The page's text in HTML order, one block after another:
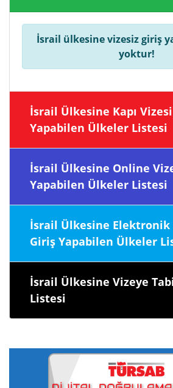
İsrail ülkesine vizesiz giriş
yoktur!
İsrail Ülkesine Kapı Vizesi İle Giriş
Yapabilen Ülkeler Listesi
İsrail Ülkesine Online Vize İle Giriş
Yapabilen Ülkeler Listesi
İsrail Ülkesine Elektronik Onay İle
Giriş Yapabilen Ülkeler
İsrail Ülkesine Vizeye Tabi Ülkeler
Listesi